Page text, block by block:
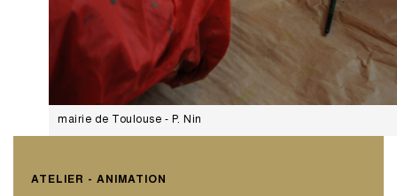
mairie de Toulouse - P. Nin
ATELIER - ANIMATION